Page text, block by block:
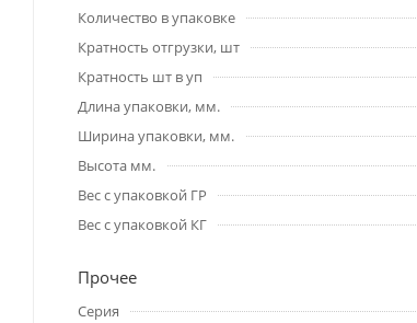
Количество в упаковке
Кратность отгрузки, шт
Кратность шт в уп
Длина упаковки, мм.
Ширина упаковки, мм.
Высота мм.
Вес с упаковкой ГР
Вес с упаковкой КГ
Прочее
Серия